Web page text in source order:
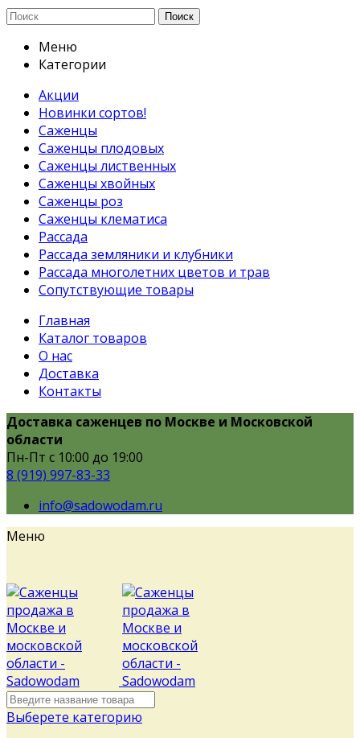
Поиск
Меню
Категории
Акции
Новинки сортов!
Саженцы
Саженцы плодовых
Саженцы лиственных
Саженцы хвойных
Саженцы роз
Саженцы клематиса
Рассада
Рассада земляники и клубники
Рассада многолетних цветов и трав
Сопутствующие товары
Главная
Каталог товаров
О нас
Доставка
Контакты
Доставка саженцев по Москве и Московской
области
Пн-Пт с 10:00 до 19:00
8 (919) 997-83-33
info@sadowodam.ru
Меню
Выберете категорию